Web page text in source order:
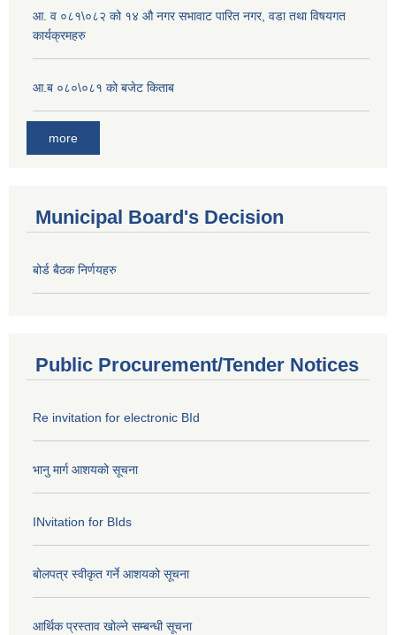
आ. व ०८१\०८२ को १४ औ नगर सभावाट पारित नगर, वडा तथा विषयगत
कार्यक्रमहरु
आ.ब ०८०\०८१ को बजेट किताब
more
Municipal Board's Decision
बोर्ड बैठक निर्णयहरु
Public Procurement/Tender Notices
Re invitation for electronic BId
भानु मार्ग आशयको सूचना
INvitation for BIds
बोलपत्र स्वीकृत गर्ने आशयको सूचना
आर्थिक प्रस्ताव खोल्ने सम्बन्धी सूचना